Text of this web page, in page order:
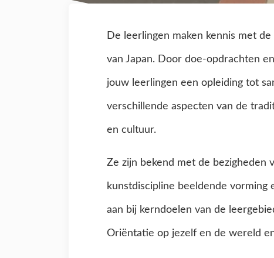
De leerlingen maken kennis met
van Japan. Door doe-opdrachten
jouw leerlingen een opleiding tot
verschillende aspecten van de
en cultuur.
Ze zijn bekend met de bezigheden
kunstdiscipline beeldende vorming
aan bij kerndoelen van de
Oriëntatie op jezelf en de wereld